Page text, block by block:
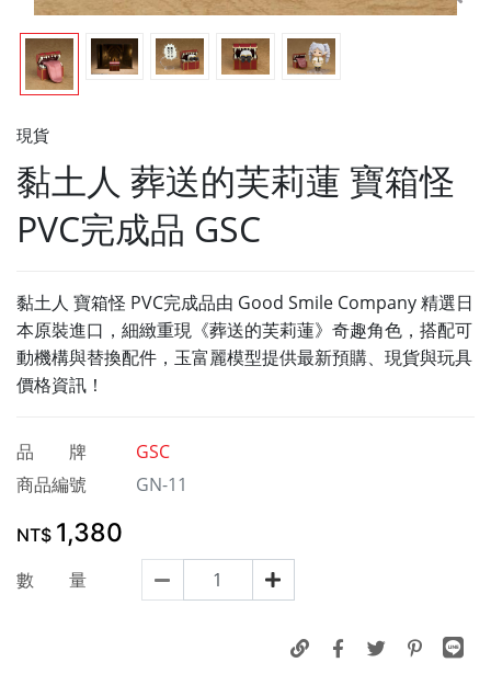
現貨
黏土人 葬送的芙莉蓮 寶箱怪
PVC完成品 GSC
黏土人 寶箱怪 PVC完成品由 Good Smile Company 精選日
本原裝進口，細緻重現《葬送的芙莉蓮》奇趣角色，搭配可
動機構與替換配件，玉富麗模型提供最新預購、現貨與玩具
價格資訊！
品 牌
GSC
商品編號
GN-11
NT$ 1,380
數 量